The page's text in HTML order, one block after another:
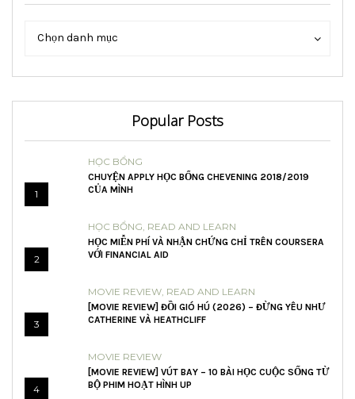
Chọn danh mục
Danh
Popular Posts
1
HỌC BỔNG
CHUYỆN APPLY HỌC BỔNG CHEVENING 2018/2019
CỦA MÌNH
2
HỌC BỔNG READ AND LEARN
HỌC MIỄN PHÍ VÀ NHẬN CHỨNG CHỈ TRÊN COURSERA
VỚI FINANCIAL AID
3
MOVIE REVIEW READ AND LEARN
[MOVIE REVIEW] ĐỒI GIÓ HÚ (2026) – ĐỪNG YÊU NHƯ
CATHERINE VÀ HEATHCLIFF
4
MOVIE REVIEW
[MOVIE REVIEW] VÚT BAY – 10 BÀI HỌC CUỘC SỐNG TỪ
BỘ PHIM HOẠT HÌNH UP